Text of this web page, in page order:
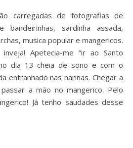
bandeirinhas, sardinha assada,
musica popular e mangericos.
Apetecia-me “ir ao Santo
dia 13 cheia de sono e com o
entranhado nas narinas. Chegar a
a mão no mangerico. Pelo
Já tenho saudades desse